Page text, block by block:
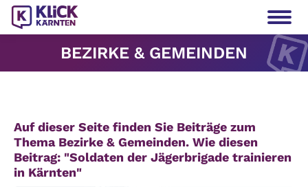
BEZIRKE & GEMEINDEN
Auf dieser Seite finden Sie Beiträge zum
Thema Bezirke & Gemeinden. Wie diesen
Beitrag: "Sol­da­ten der Jäger­bri­ga­de trai­nie­ren
in Kärn­ten"